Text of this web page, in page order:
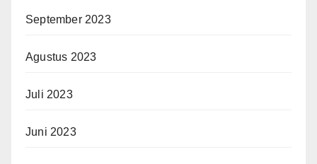
September 2023
Agustus 2023
Juli 2023
Juni 2023